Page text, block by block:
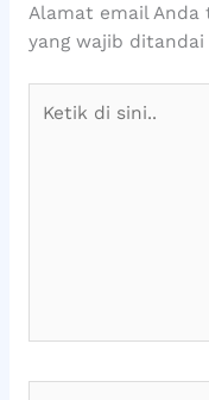
Alamat email
yang wajib ditandai